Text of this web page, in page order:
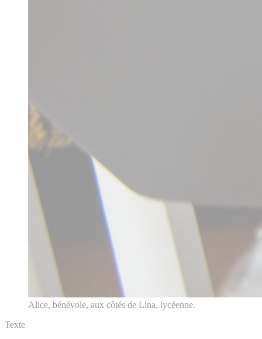
Alice, bénévole, aux côtés de Lina, lycéenne.
Texte